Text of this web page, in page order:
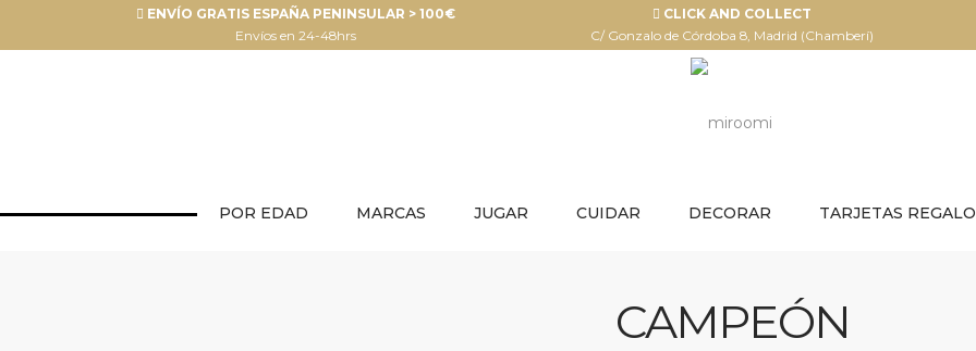
ENVÍO GRATIS ESPAÑA PENINSULAR > 100€
Envíos en 24-48hrs
CLICK AND COLLECT
C/ Gonzalo de Córdoba 8, Madrid (Chamberí)
POR EDAD MARCAS JUGAR CUIDAR DECORAR TARJETAS REGALO
CAMPEÓN